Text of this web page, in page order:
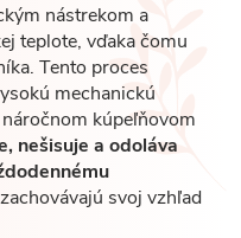
nástrekom a
teplote, vďaka čomu
Tento proces
mechanickú
kúpeľňovom
nešisuje a odoláva
svoj vzhľad